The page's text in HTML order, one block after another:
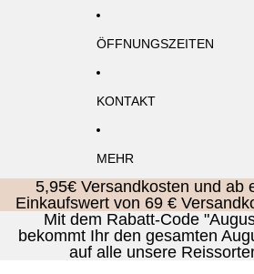
ÖFFNUNGSZEITEN
KONTAKT
MEHR
5,95€ Versandkosten und ab
Einkaufswert von 69 €
Mit dem Rabatt-Code
bekommt Ihr den gesamten
auf alle unsere